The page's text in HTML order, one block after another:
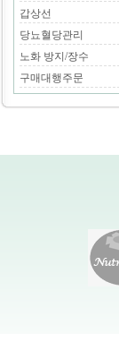
갑상선
당뇨혈당관리
노화 방지/장수
구매대행주문